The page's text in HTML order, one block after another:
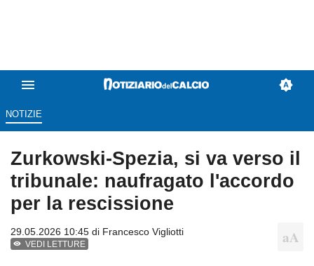
NOTIZIE
Zurkowski-Spezia, si va verso il
tribunale: naufragato l'accordo
per la rescissione
29.05.2026 10:45 di Francesco Vigliotti
VEDI LETTURE